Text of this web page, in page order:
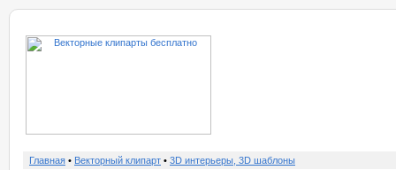
Главная • Векторный клипарт • 3D интерьеры, 3D шаблоны